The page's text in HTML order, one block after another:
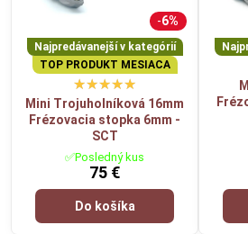
Karbidové frézy v našej ponuke spĺňajú
Priemer stopky:6 mm (univerzálne
priamej brúsky / frézky)
Priemer pracovnej časti:6–19 mm
Materiál:Volfrámový karbid /
HRA 89–91
Doporučené otáčky:
20 000 – 30
PROFI
Výhody, ktoré
6%
Najpredávanejší v kategórií
TOP PRODUKT MESIACA
Mini Trojuholníková 16mm
Frézovacia stopka 6mm -
SCT
✅Posledný kus
75 €
Do košíka